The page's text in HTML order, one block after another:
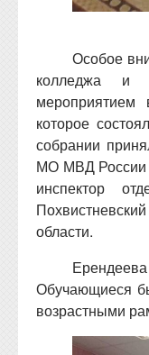
Особое
колледжа и
мероприятием
которое
собрании
МО МВД России
инспектор
области.
Обучающиеся
возрастными